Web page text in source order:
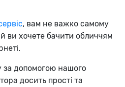
, вам не важко самому
ви хочете бачити обличчям
за допомогою нашого
досить прості та